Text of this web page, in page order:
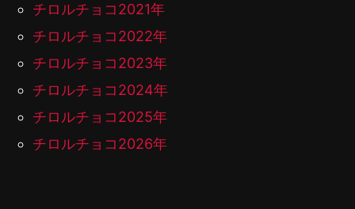
チロルチョコ2021年
チロルチョコ2022年
チロルチョコ2023年
チロルチョコ2024年
チロルチョコ2025年
チロルチョコ2026年